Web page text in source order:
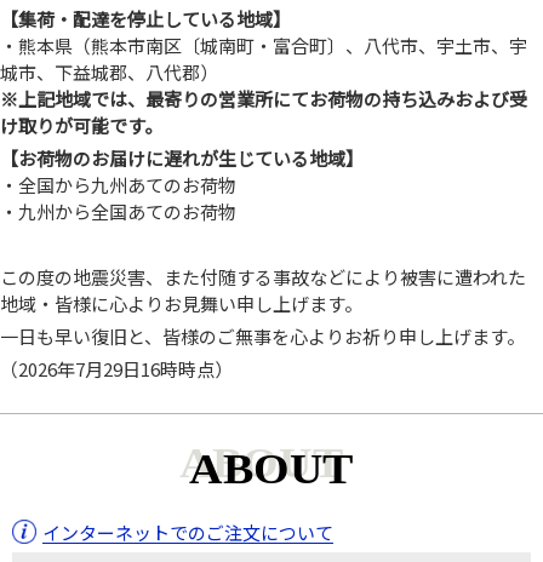
【集荷・配達を停止している地域】
・熊本県（熊本市南区〔城南町・富合町〕、八代市、宇土市、宇
城市、下益城郡、八代郡）
※上記地域では、最寄りの営業所にてお荷物の持ち込みおよび受
け取りが可能です。
【お荷物のお届けに遅れが生じている地域】
・全国から九州あてのお荷物
・九州から全国あてのお荷物
この度の地震災害、また付随する事故などにより被害に遭われた
地域・皆様に心よりお見舞い申し上げます。
一日も早い復旧と、皆様のご無事を心よりお祈り申し上げます。
（2026年7月29日16時時点）
ABOUT
インターネットでのご注文について